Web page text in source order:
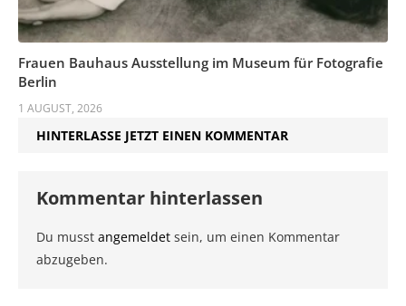
Frauen Bauhaus Ausstellung im Museum für Fotografie
Berlin
1 AUGUST, 2026
HINTERLASSE JETZT EINEN KOMMENTAR
Kommentar hinterlassen
Du musst angemeldet sein, um einen Kommentar
abzugeben.